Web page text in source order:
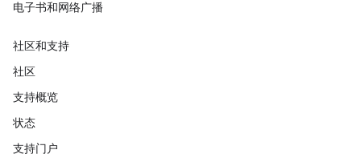
电子书和网络广播
社区和支持
社区
支持概览
状态
支持门户